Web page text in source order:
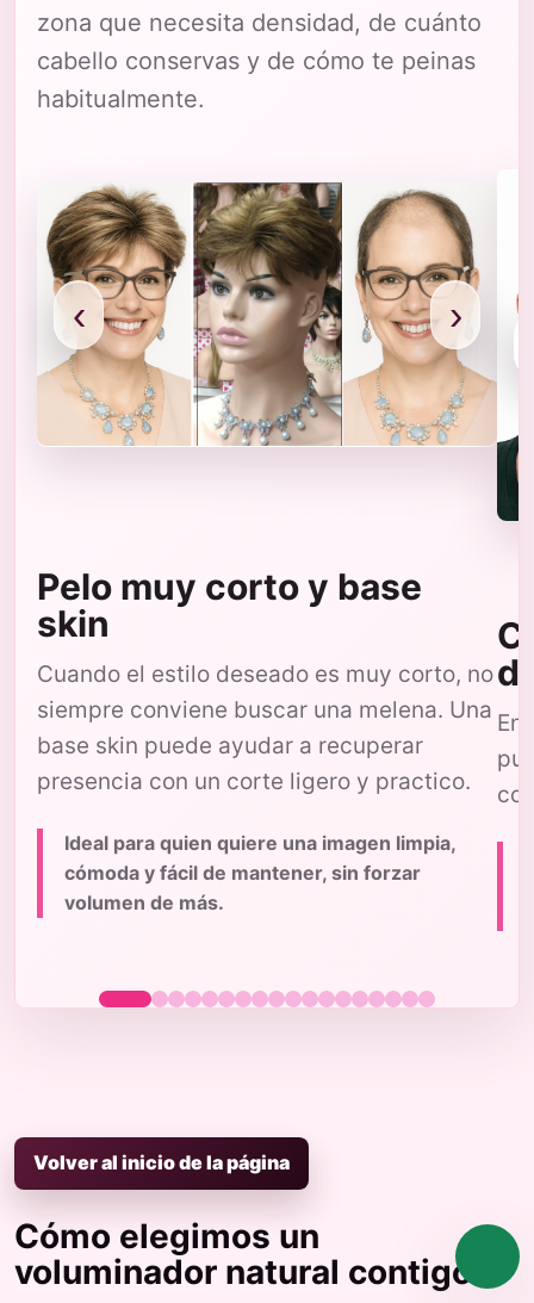
zona que necesita densidad, de cuánto
cabello conservas y de cómo te peinas
habitualmente.
‹ ›
Pelo muy corto y base
skin
Cuando el estilo deseado es muy corto, no
siempre conviene buscar una melena. Una
base skin puede ayudar a recuperar
presencia con un corte ligero y practico.
Ideal para quien quiere una imagen limpia,
cómoda y fácil de mantener, sin forzar
volumen de más.
En
Volver al inicio de la página
Cómo elegimos un
voluminador natural contigo